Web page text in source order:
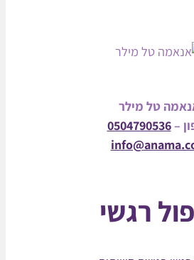
מילר
רגשי